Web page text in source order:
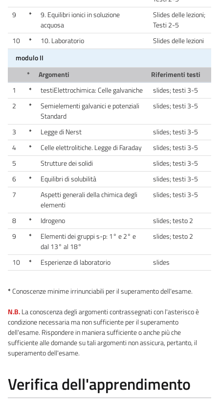
9
*
9. Equilibri ionici in soluzione
acquosa
Slides delle lezioni;
Testi 2-5
10
* 10. Laboratorio
Slides delle lezioni
modulo II
*
Argomenti
Riferimenti testi
1
* testiElettrochimica: Celle galvaniche
slides; testi 3-5
2
*
Semielementi galvanici e potenziali
Standard
slides; testi 3-5
3 * Legge di Nerst
slides; testi 3-5
4
* Celle elettrolitiche. Legge di Faraday
slides; testi 3-5
5
Strutture dei solidi
slides; testi 3-5
6
* Equilibri di solubilità
slides; testi 3-5
7
Aspetti generali della chimica degli
elementi
slides; testi 3-5
8 * Idrogeno
slides; testo 2
9
*
Elementi dei gruppi s-p: 1° e 2° e
dal 13° al 18°
slides; testo 2
10 * Esperienze di laboratorio slides
*Conoscenze minime irrinunciabili per il superamento dell'esame.
N.B.La conoscenza degli argomenti contrassegnati con l'asterisco è
condizione necessaria ma non sufficiente per il superamento
dell'esame. Rispondere in maniera sufficiente o anche più che
sufficiente alle domande su tali argomenti non assicura, pertanto, il
superamento dell'esame.
Verifica dell'apprendimento